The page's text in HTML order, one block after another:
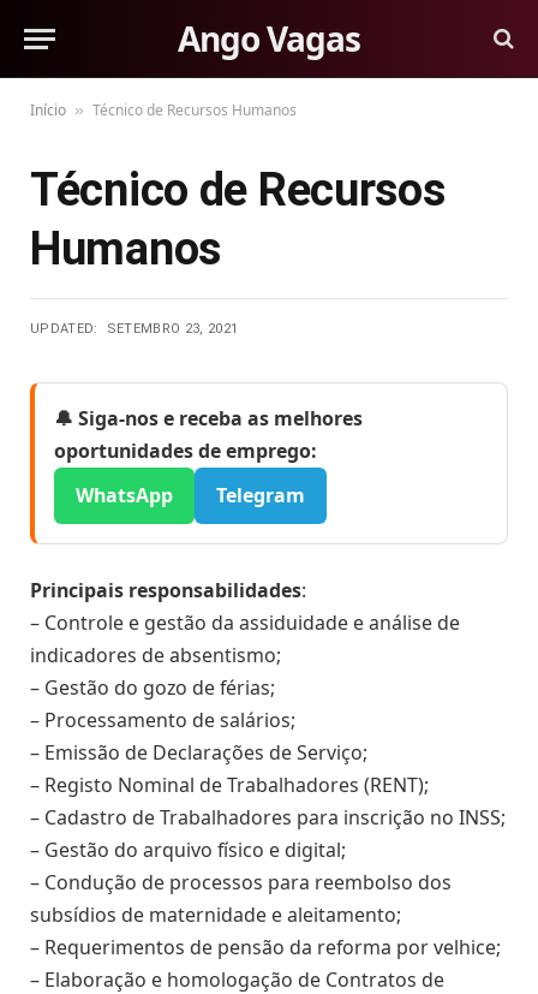
Ango Vagas
Início » Técnico de Recursos Humanos
Técnico de Recursos
Humanos
UPDATED: SETEMBRO 23, 2021
🔔 Siga-nos e receba as melhores
oportunidades de emprego:
WhatsApp
Telegram
Principais responsabilidades:
– Controle e gestão da assiduidade e análise de
indicadores de absentismo;
– Gestão do gozo de férias;
– Processamento de salários;
– Emissão de Declarações de Serviço;
– Registo Nominal de Trabalhadores (RENT);
– Cadastro de Trabalhadores para inscrição no INSS;
– Gestão do arquivo físico e digital;
– Condução de processos para reembolso dos
subsídios de maternidade e aleitamento;
– Requerimentos de pensão da reforma por velhice;
– Elaboração e homologação de Contratos de